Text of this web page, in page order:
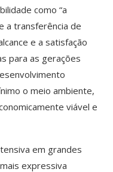
como “a
a transferência de
e a satisfação
para as gerações
o meio ambiente,
viável e
em grandes
expressiva